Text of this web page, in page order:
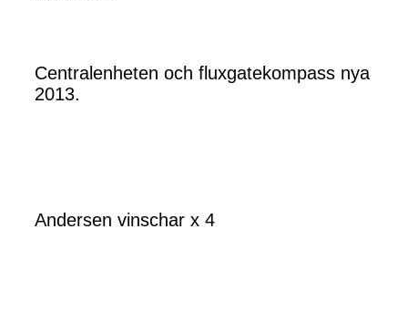
Centralenheten och fluxgatekompass nya
2013.
Andersen vinschar x 4